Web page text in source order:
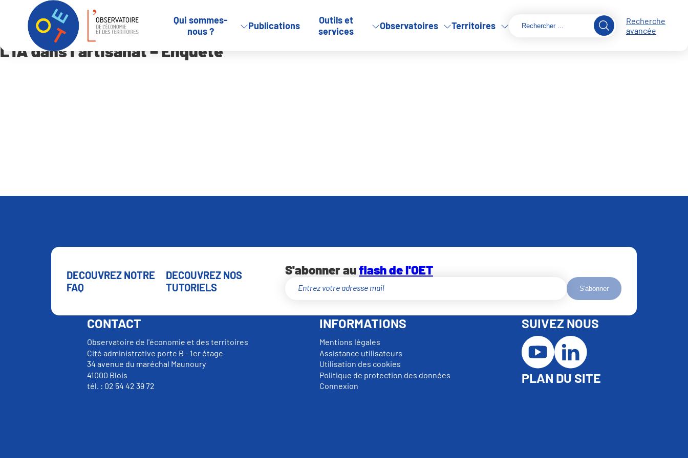
Panneau de gestion des cookies
Qui sommes-
nous ?
Publications
Outils et
services
Observatoires Territoires
Recherche
avancée
Qui sommes-nous ?-Actualités L’IA dans l’artisanat – Enquête
L’IA dans l’artisanat – Enquête
DECOUVREZ NOTRE
FAQ
DECOUVREZ NOS
TUTORIELS
S'abonner auflash de l'OET
S'abonner
CONTACT
Observatoire de l'économie et des territoires
Cité administrative porte B - 1er étage
34 avenue du maréchal Maunoury
41000 Blois
tél. : 02 54 42 39 72
INFORMATIONS
Mentions légales
Assistance utilisateurs
Utilisation des cookies
Politique de protection des données
Connexion
SUIVEZ NOUS
PLAN DU SITE